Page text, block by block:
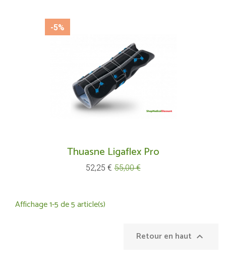
Thuasne Ligaflex Pro
Prix
52,25 € Prix
55,00 €
-5%
Affichage 1-5 de 5 article(s)
Retour en haut 